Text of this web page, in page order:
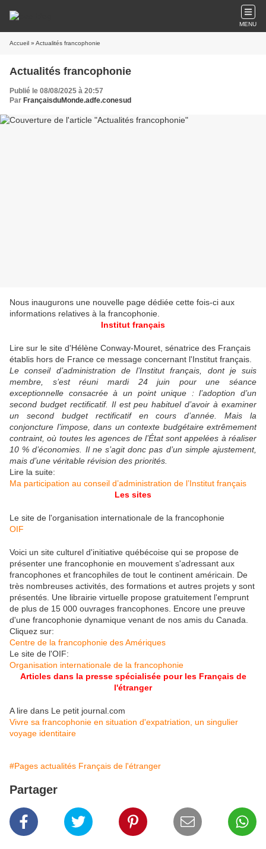
MENU
Accueil » Actualités francophonie
Actualités francophonie
Publié le 08/08/2025 à 20:57
Par FrançaisduMonde.adfe.conesud
Nous inaugurons une nouvelle page dédiée cette fois-ci aux
informations relatives à la francophonie.
Institut français
Lire sur le site d'Hélène Conway-Mouret, sénatrice des Français
établis hors de France ce message concernant l'Institut français.
Le conseil d’administration de l’Institut français, dont je suis
membre, s’est réuni mardi 24 juin pour une séance
exceptionnelle consacrée à un point unique : l’adoption d’un
second budget rectificatif. Il est peu habituel d’avoir à examiner
un second budget rectificatif en cours d’année. Mais la
conjoncture l’impose, dans un contexte budgétaire extrêmement
contraint, où toutes les agences de l’État sont appelées à réaliser
10 % d’économies. Il ne s’agit donc pas d’un simple ajustement,
mais d’une véritable révision des priorités.
Lire la suite:
Ma participation au conseil d’administration de l’Institut français
Les sites
Le site de l'organisation internationale de la francophonie
OIF
Voici un site culturel d'initiative québécoise qui se propose de
présenter une francophonie en mouvement s'adressant aux
francophones et francophiles de tout le continent américain. De
très nombreuses activités, des formations et autres projets y sont
présentés. Une librairie virtuelle propose gratuitement l'emprunt
de plus de 15 000 ouvrages francophones. Encore une preuve
d'une francophonie dynamique venant de nos amis du Canada.
Cliquez sur:
Centre de la francophonie des Amériques
Le site de l'OIF:
Organisation internationale de la francophonie
Articles dans la presse spécialisée pour les Français de
l'étranger
A lire dans Le petit journal.com
Vivre sa francophonie en situation d'expatriation, un singulier
voyage identitaire
#Pages actualités Français de l'étranger
Partager